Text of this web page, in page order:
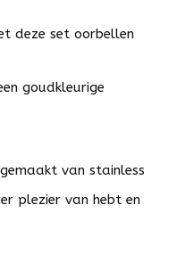
deze set oorbellen
goudkleurige
van stainless
plezier van hebt en